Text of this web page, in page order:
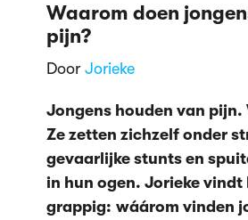
Waarom doen
pijn?
Door Jorieke
Jongens houden van pijn.
Ze zetten zichzelf onder
gevaarlijke stunts en
in hun ogen. Jorieke
grappig: wáárom vinden